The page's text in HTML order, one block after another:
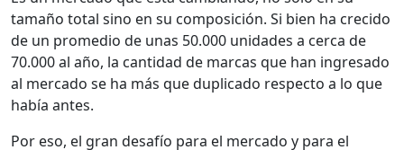
tamaño total sino en su composición. Si bien ha crecido
de un promedio de unas 50.000 unidades a cerca de
70.000 al año, la cantidad de marcas que han ingresado
al mercado se ha más que duplicado respecto a lo que
había antes.
Por eso, el gran desafío para el mercado y para el